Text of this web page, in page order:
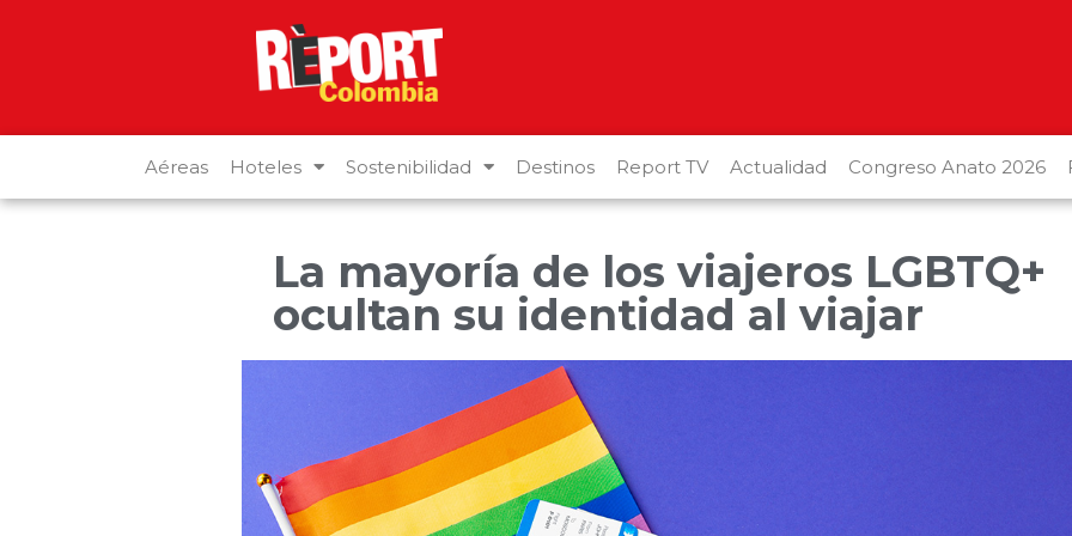
Aéreas Hoteles Sostenibilidad Destinos Report TV Actualidad Congreso Anato 2026
La mayoría de los viajeros LGBTQ+
ocultan su identidad al viajar